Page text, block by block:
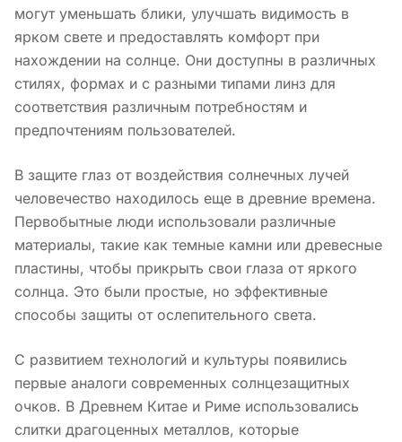
могут уменьшать блики, улучшать видимость в
ярком свете и предоставлять комфорт при
нахождении на солнце. Они доступны в различных
стилях, формах и с разными типами линз для
соответствия различным потребностям и
предпочтениям пользователей.
В защите глаз от воздействия солнечных лучей
человечество находилось еще в древние времена.
Первобытные люди использовали различные
материалы, такие как темные камни или древесные
пластины, чтобы прикрыть свои глаза от яркого
солнца. Это были простые, но эффективные
способы защиты от ослепительного света.
С развитием технологий и культуры появились
первые аналоги современных солнцезащитных
очков. В Древнем Китае и Риме использовались
слитки драгоценных металлов, которые